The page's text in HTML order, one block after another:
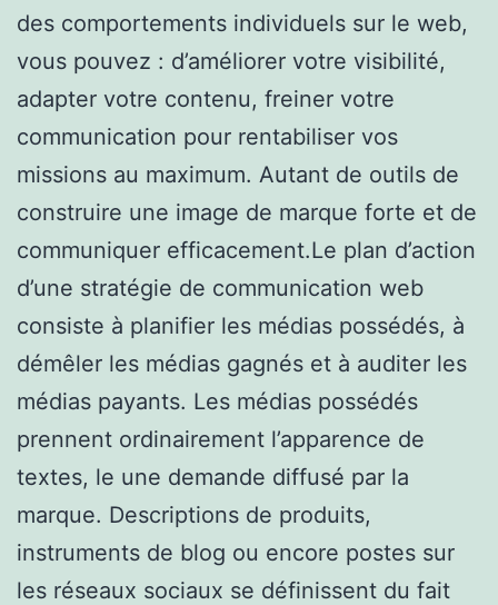
des comportements individuels sur le web,
vous pouvez : d’améliorer votre visibilité,
adapter votre contenu, freiner votre
communication pour rentabiliser vos
missions au maximum. Autant de outils de
construire une image de marque forte et de
communiquer efficacement.Le plan d’action
d’une stratégie de communication web
consiste à planifier les médias possédés, à
démêler les médias gagnés et à auditer les
médias payants. Les médias possédés
prennent ordinairement l’apparence de
textes, le une demande diffusé par la
marque. Descriptions de produits,
instruments de blog ou encore postes sur
les réseaux sociaux se définissent du fait